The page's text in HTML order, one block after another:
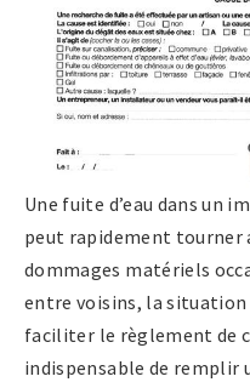
Une fuite d’eau dans un
peut rapidement tourner
dommages matériels
entre voisins, la
faciliter le règlement de
indispensable de remplir